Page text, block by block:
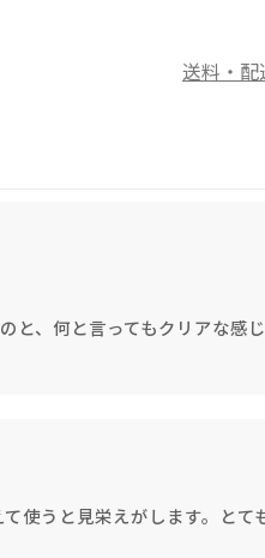
送料・配
と、何と言ってもクリアな感
使うと見栄えがします。とて